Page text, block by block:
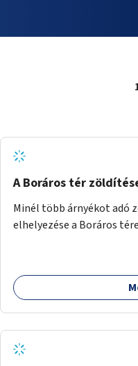
A Boráros tér
Minél több árnyékot adó
elhelyezése a Boráros